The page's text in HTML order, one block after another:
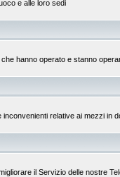
e alle loro sedi
hanno operato e stanno
relative ai mezzi in
il Servizio delle nostre